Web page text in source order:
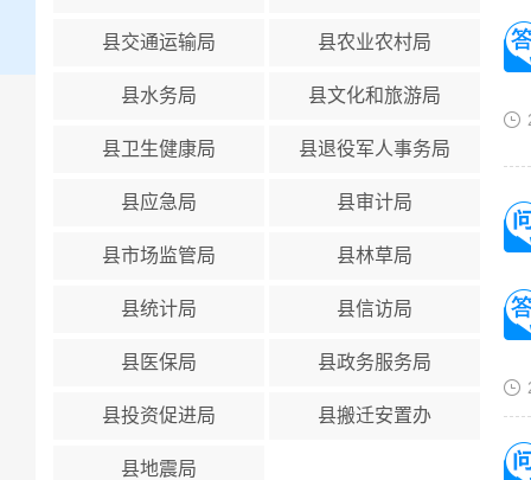
县交通运输局 县农业农村局
县水务局 县文化和旅游局
县卫生健康局 县退役军人事务局
县应急局 县审计局
县市场监管局 县林草局
县统计局 县信访局
县医保局 县政务服务局
县投资促进局 县搬迁安置办
县地震局